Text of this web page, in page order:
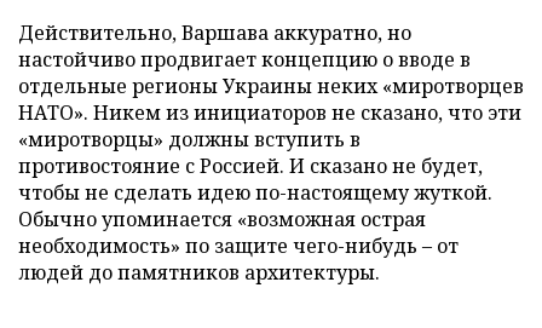
Действительно, Варшава аккуратно, но
настойчиво продвигает концепцию о вводе в
отдельные регионы Украины неких «миротворцев
НАТО». Никем из инициаторов не сказано, что эти
«миротворцы» должны вступить в
противостояние с Россией. И сказано не будет,
чтобы не сделать идею по-настоящему жуткой.
Обычно упоминается «возможная острая
необходимость» по защите чего-нибудь – от
людей до памятников архитектуры.